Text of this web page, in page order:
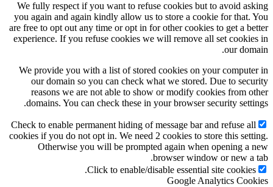
We fully respect if you want to refuse cookies but to avoid
you again and again kindly allow us to store a cookie for that.
are free to opt out any time or opt in for other cookies to get a
experience. If you refuse cookies we will remove all set
our
We provide you with a list of stored cookies on your
our domain so you can check what we stored. Due to
reasons we are not able to show or modify cookies from
domains. You can check these in your browser security
Check to enable permanent hiding of message bar and refuse
cookies if you do not opt in. We need 2 cookies to store this
Otherwise you will be prompted again when opening a
browser window or new a
Click to enable/disable essential site
Google Analytics